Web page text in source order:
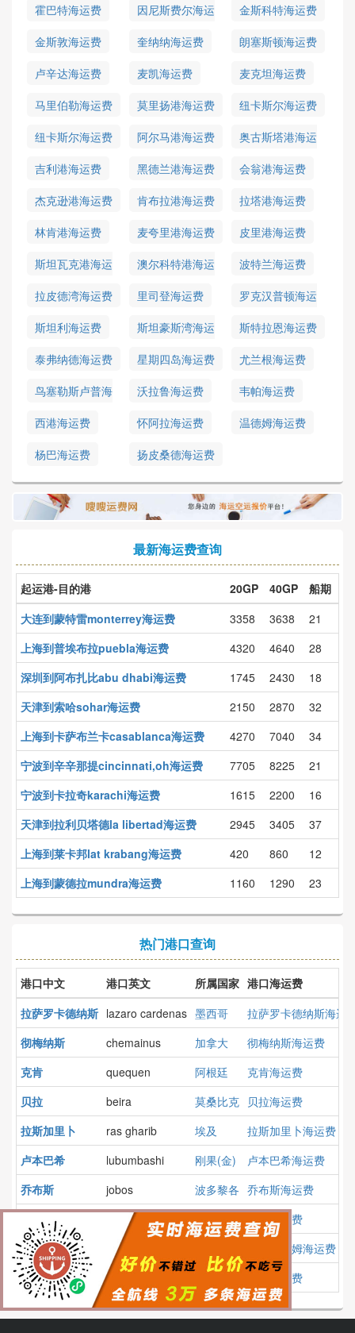
霍巴特海运费
因尼斯费尔海运
金斯科特海运费
金斯敦海运费
奎纳纳海运费
朗塞斯顿海运费
卢辛达海运费
麦凯海运费
麦克坦海运费
马里伯勒海运费
莫里扬港海运费
纽卡斯尔海运费
纽卡斯尔海运费
阿尔马港海运费
奥古斯塔港海运
吉利港海运费 黑德兰港海运费
会翁港海运费
杰克逊港海运费
肯布拉港海运费
拉塔港海运费
林肯港海运费
麦夸里港海运费
皮里港海运费
斯坦瓦克港海运
费
澳尔科特港海运
波特兰海运费
拉皮德湾海运费
里司登海运费
罗克汉普顿海运
费
斯坦利海运费
斯坦豪斯湾海运
费
斯特拉恩海运费
泰弗纳德海运费
星期四岛海运费
尤兰根海运费
鸟塞勒斯卢普海
沃拉鲁海运费
韦帕海运费
西港海运费
怀阿拉海运费
温德姆海运费
杨巴海运费
扬皮桑德海运费
最新海运费查询
起运港-目的港 20GP 40GP
船期
大连到蒙特雷monterrey海运费
3358 3638
21
上海到普埃布拉puebla海运费
4320 4640
28
深圳到阿布扎比abu dhabi海运费
1745 2430
18
天津到索哈sohar海运费
2150 2870
32
上海到卡萨布兰卡casablanca海运费
4270 7040
34
宁波到辛辛那提cincinnati,oh海运费
7705 8225
21
宁波到卡拉奇karachi海运费
1615 2200
16
天津到拉利贝塔德la libertad海运费
2945 3405
37
上海到莱卡邦lat krabang海运费
420 860
12
上海到蒙德拉mundra海运费
1160 1290 23
热门港口查询
港口中文 港口英文 所属国家 港口海运费
拉萨罗卡德纳斯 lazaro cardenas 墨西哥
拉萨罗卡德纳斯海运
彻梅纳斯
chemainus 加拿大
彻梅纳斯海运费
克肯
quequen 阿根廷
克肯海运费
贝拉
beira 莫桑比克 贝拉海运费
拉斯加里卜
ras gharib 埃及
拉斯加里卜海运费
卢本巴希
lubumbashi 刚果(金)
卢本巴希海运费
乔布斯
jobos 波多黎各 乔布斯海运费
杰考
jakhau 印度
杰考海运费
布里克瑟姆
brixham
布里克瑟姆海运费
大山
taesan 韩国 大山海运费